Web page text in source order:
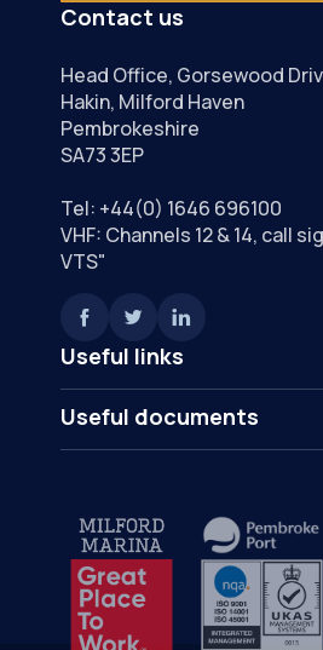
Useful links
Useful documents
Contact us
Head Office, Gorsewood
Hakin, Milford Haven
Pembrokeshire
SA73 3EP
Tel: +44(0) 1646 696100
VHF: Channels 12 & 14, call
VTS"